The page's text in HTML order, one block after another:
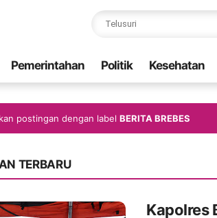
Pemerintahan Politik Kesehatan
postingan dengan label BERITA BREBES
TERBARU
Kapolres